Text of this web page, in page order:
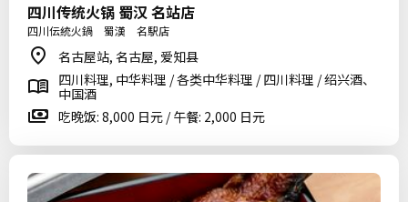
四川传统火锅 蜀汉 名站店
四川伝統火鍋 蜀漢 名駅店
名古屋站, 名古屋, 爱知县
四川料理, 中华料理 / 各类中华料理 / 四川料理 / 绍兴酒、
中国酒
吃晚饭: 8,000 日元 / 午餐: 2,000 日元